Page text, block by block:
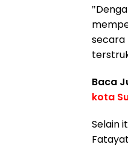
secara
Baca
kota
Selain